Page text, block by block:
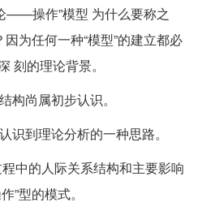
——操作”模型 为什么要称之
为任何一种“模型”的建立都必
刻的理论背景。
构尚属初步认识。
识到理论分析的一种思路。
中的人际关系结构和主要影响
型的模式。